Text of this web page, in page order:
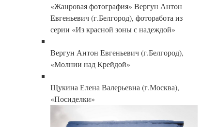
«Жанровая фотография» Вергун Антон
Евгеньевич (г.Белгород), фоторабота из
серии «Из красной зоны с надеждой»
Вергун Антон Евгеньевич (г.Белгород),
«Молнии над Крейдой»
Щукина Елена Валерьевна (г.Москва),
«Посиделки»